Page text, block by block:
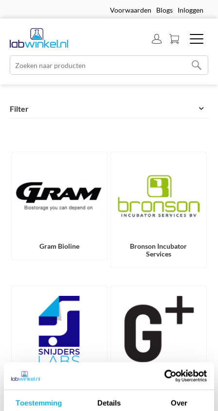
Toestemming Details Over
Voorwaarden Blogs Inloggen
Filter
Gram Bioline
Bronson Incubator
Services
Snijders Labs Gram+ Professional ApS
Accessoires